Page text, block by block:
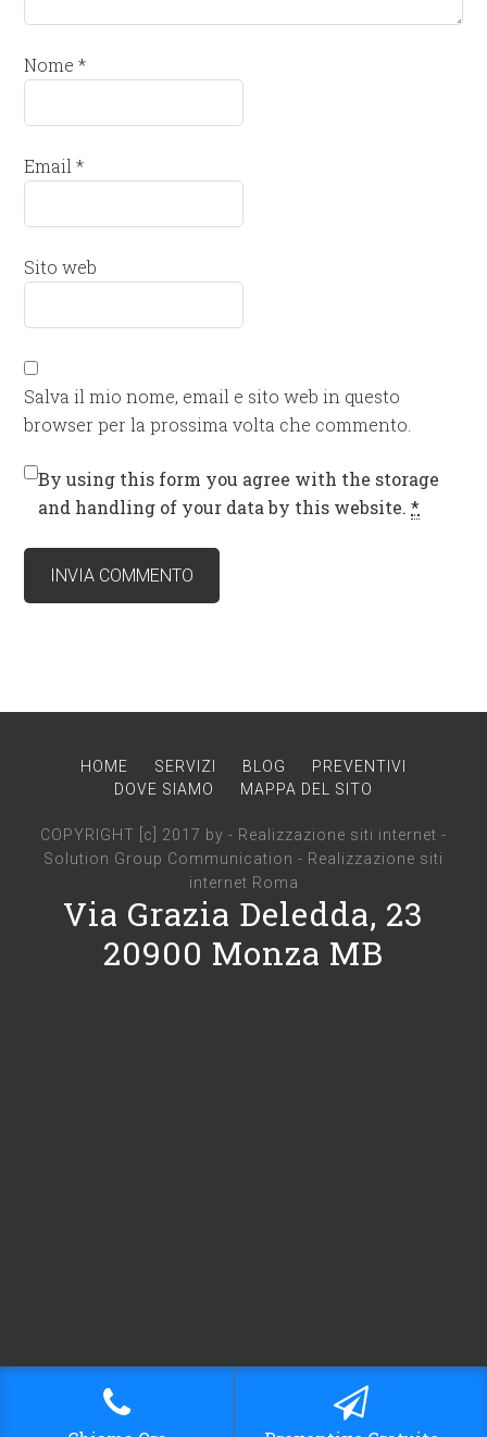
Nome*
Email*
Sito web
Salva il mio nome, email e sito web in questo
browser per la prossima volta che commento.
By using this form you agree with the storage
and handling of your data by this website.*
HOME SERVIZI BLOG
PREVENTIVI
DOVE SIAMO
MAPPA DEL SITO
COPYRIGHT [c] 2017 by - Realizzazione siti internet -
Solution Group Communication - Realizzazione siti
internet Roma
Via Grazia Deledda, 23
20900 Monza MB